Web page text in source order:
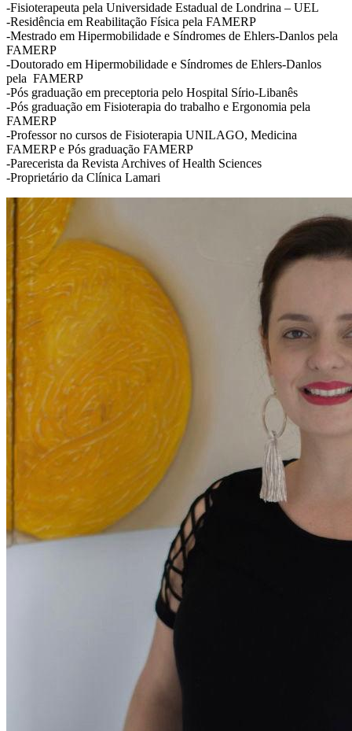
-Fisioterapeuta pela Universidade Estadual de Londrina – UEL
-Residência em Reabilitação Física pela FAMERP
-Mestrado em Hipermobilidade e Síndromes de Ehlers-Danlos pela
FAMERP
-Doutorado em Hipermobilidade e Síndromes de Ehlers-Danlos
pela FAMERP
-Pós graduação em preceptoria pelo Hospital Sírio-Libanês
-Pós graduação em Fisioterapia do trabalho e Ergonomia pela
FAMERP
-Professor no cursos de Fisioterapia UNILAGO, Medicina
FAMERP e Pós graduação FAMERP
-Parecerista da Revista Archives of Health Sciences
-Proprietário da Clínica Lamari